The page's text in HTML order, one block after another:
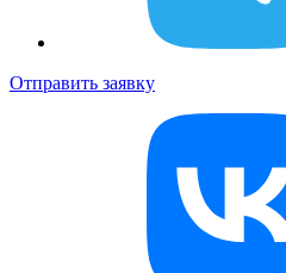
Отправить заявку